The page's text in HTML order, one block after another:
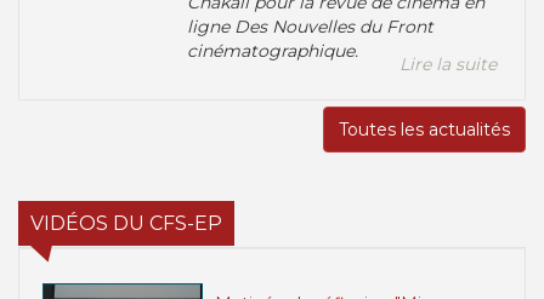
ligne Des Nouvelles du Front
cinématographique.
Lire la suite
Toutes les actualités
VIDÉOS DU CFS-EP